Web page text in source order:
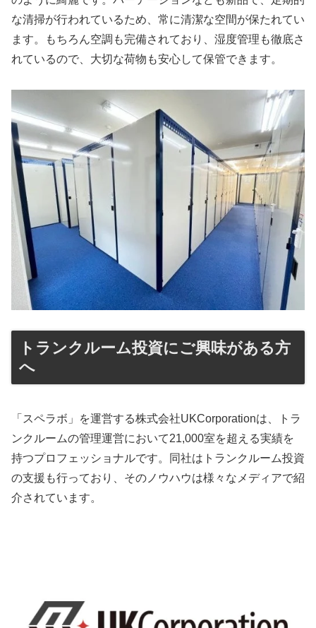
な清掃が行われているため、常に清潔な空間が保たれてい
ます。もちろん空調も完備されており、湿度管理も徹底さ
れているので、大切な荷物も安心して保管できます。
トランクルーム投資にご興味がある方
へ
「スペラボ」を運営する株式会社UKCorporationは、トラ
ンクルームの管理運営において21,000室を超える実績を
持つプロフェッショナルです。同社はトランクルーム投資
の支援も行っており、そのノウハウは様々なメディアで紹
介されています。